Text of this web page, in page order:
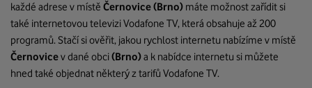
každé adrese v místě Černovice(Brno) máte možnost zařídit si
také internetovou televizi Vodafone TV, která obsahuje až 200
programů. Stačí si ověřit, jakou rychlost internetu nabízíme v místě
Černovicev dané obci(Brno)a k nabídce internetu si můžete
hned také objednat některý z tarifů Vodafone TV.